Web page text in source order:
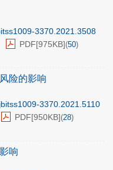
3370.2021.3508
PDF[975KB](50)
险的影响
3370.2021.5110
PDF[950KB](28)
响